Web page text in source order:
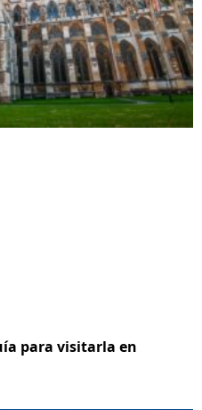
para visitarla en